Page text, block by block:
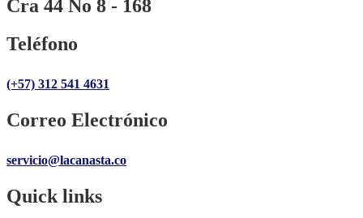
Cra 44 No 8 - 168
Teléfono
(+57) 312 541 4631
Correo Electrónico
servicio@lacanasta.co
Quick links